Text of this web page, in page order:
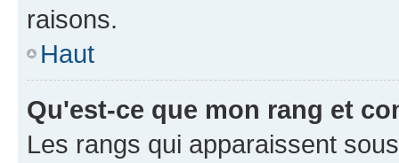
raisons.
Haut
Qu'est-ce que mon rang et
Les rangs qui apparaissent